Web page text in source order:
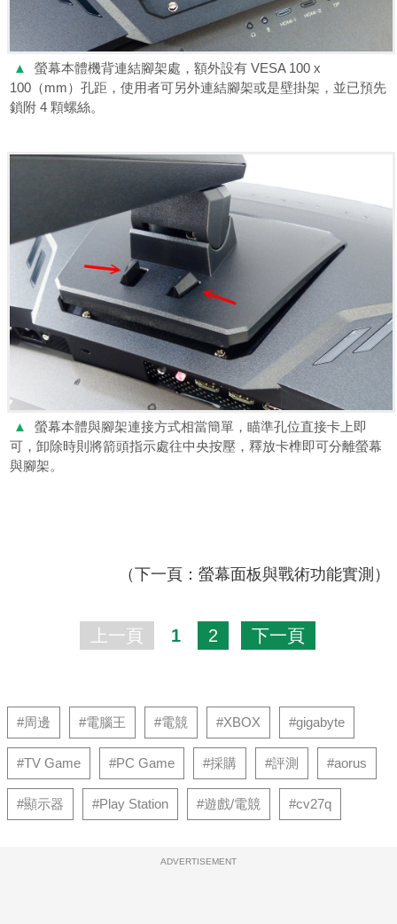
▲
螢幕本體機背連結腳架處，額外設有 VESA 100 x
100（mm）孔距，使用者可另外連結腳架或是壁掛架，並已預先
鎖附 4 顆螺絲。
▲
螢幕本體與腳架連接方式相當簡單，瞄準孔位直接卡上即
可，卸除時則將箭頭指示處往中央按壓，釋放卡榫即可分離螢幕
與腳架。
（下一頁：螢幕面板與戰術功能實測）
上一頁 1 2 下一頁
#周邊 #電腦王 #電競 #XBOX #gigabyte
#TV Game #PC Game #採購 #評測 #aorus
#顯示器 #Play Station #遊戲/電競 #cv27q
ADVERTISEMENT